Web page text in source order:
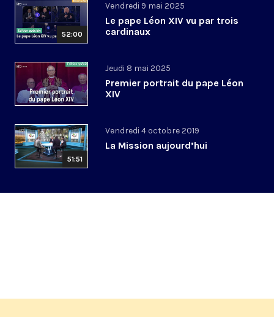
52:00
Vendredi 9 mai 2025
Le pape Léon XIV vu par trois
cardinaux
Jeudi 8 mai 2025
Premier portrait du pape Léon
XIV
51:51
Vendredi 4 octobre 2019
La Mission aujourd’hui